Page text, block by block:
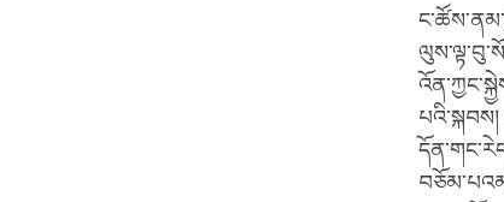
པའི་སྐབས།